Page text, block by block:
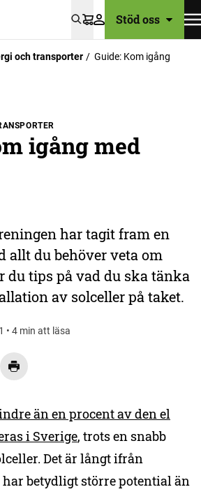
VarukorgStöd oss
och transporter
Guide: Kom igång
igång med
har tagit fram en
allt du behöver veta om
du tips på vad du ska tänka
av solceller på taket.
• 4 min att läsa
än en procent av den el
i Sverige, trots en snabb
Det är långt ifrån
betydligt större potential än